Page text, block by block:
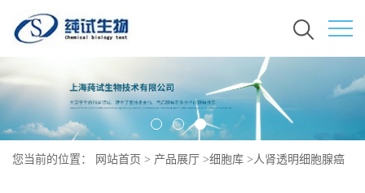
您当前的位置： 网站首页 > 产品展厅 >细胞库 >人肾透明细胞腺癌